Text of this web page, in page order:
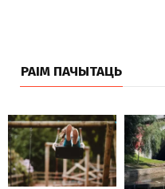
РАІМ ПАЧЫТАЦЬ